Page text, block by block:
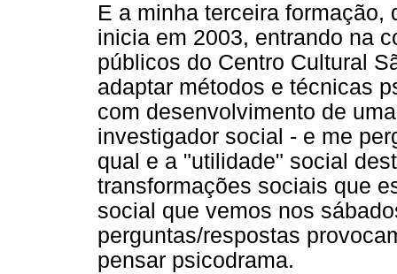
E a minha terceira formação,
inicia em 2003, entrando na
públicos do Centro Cultural
adaptar métodos e técnicas
com desenvolvimento de
investigador social - e me
qual e a "utilidade" social
transformações sociais que
social que vemos nos
perguntas/respostas
pensar psicodrama.